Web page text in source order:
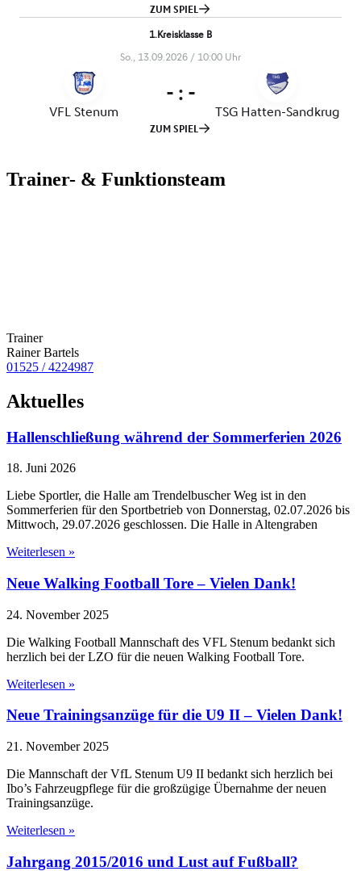
Trainer- & Funktionsteam
Trainer
Rainer Bartels
01525 / 4224987
Aktuelles
Hallenschließung während der Sommerferien 2026
18. Juni 2026
Liebe Sportler, die Halle am Trendelbuscher Weg ist in den
Sommerferien für den Sportbetrieb von Donnerstag, 02.07.2026 bis
Mittwoch, 29.07.2026 geschlossen. Die Halle in Altengraben
Weiterlesen »
Neue Walking Football Tore – Vielen Dank!
24. November 2025
Die Walking Football Mannschaft des VFL Stenum bedankt sich
herzlich bei der LZO für die neuen Walking Football Tore.
Weiterlesen »
Neue Trainingsanzüge für die U9 II – Vielen Dank!
21. November 2025
Die Mannschaft der VfL Stenum U9 II bedankt sich herzlich bei
Ibo’s Fahrzeugpflege für die großzügige Übernahme der neuen
Trainingsanzüge.
Weiterlesen »
Jahrgang 2015/2016 und Lust auf Fußball?